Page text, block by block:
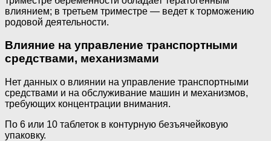
влиянием; в третьем триместре — ведет к торможению
родовой деятельности.
Влияние на управление транспортными
средствами, механизмами
Нет данных о влиянии на управление транспортными
средствами и на обслуживание машин и механизмов,
требующих концентрации внимания.
По 6 или 10 таблеток в контурную безъячейковую
упаковку.